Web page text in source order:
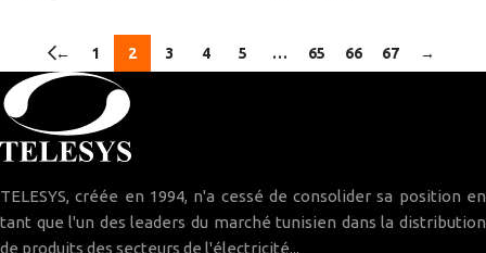
← 1 2 3 4 5 … 65 66 67 →
TELESYS, créée en 1994, n'a cessé de consolider sa position en
tant que l'un des leaders du marché tunisien dans la distribution
de produits des secteurs de l'électricité...